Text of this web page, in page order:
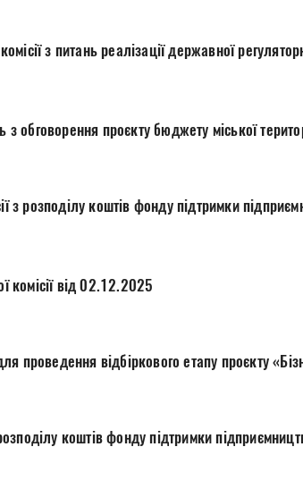
у виконавчих
обговорення проєкту бюджету міської
з розподілу коштів фонду підтримки
комісії від 02.12.2025
проведення відбіркового етапу проєкту
коштів фонду підтримки